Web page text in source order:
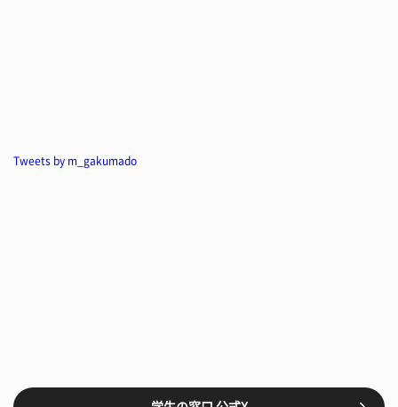
Tweets by m_gakumado